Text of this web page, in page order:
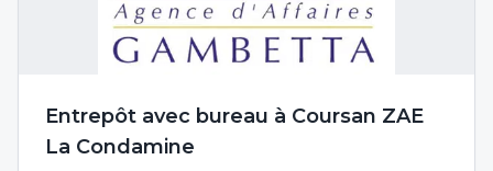
Entrepôt avec bureau à Coursan ZAE
La Condamine